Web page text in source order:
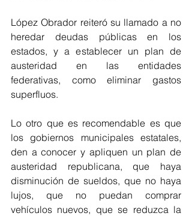
López Obrador reiteró su llamado a no
heredar deudas públicas en los
estados, y a establecer un plan de
austeridad en las entidades
federativas, como eliminar gastos
superfluos.
Lo otro que es recomendable es que
los gobiernos municipales estatales,
den a conocer y apliquen un plan de
austeridad republicana, que haya
disminución de sueldos, que no haya
lujos, que no puedan comprar
vehículos nuevos, que se reduzca la